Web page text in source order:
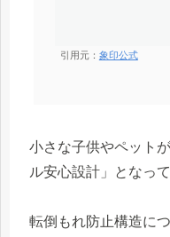
引用元： 象印公式
小さな子供やペット
ル安心設計」となって
転倒もれ防止構造に